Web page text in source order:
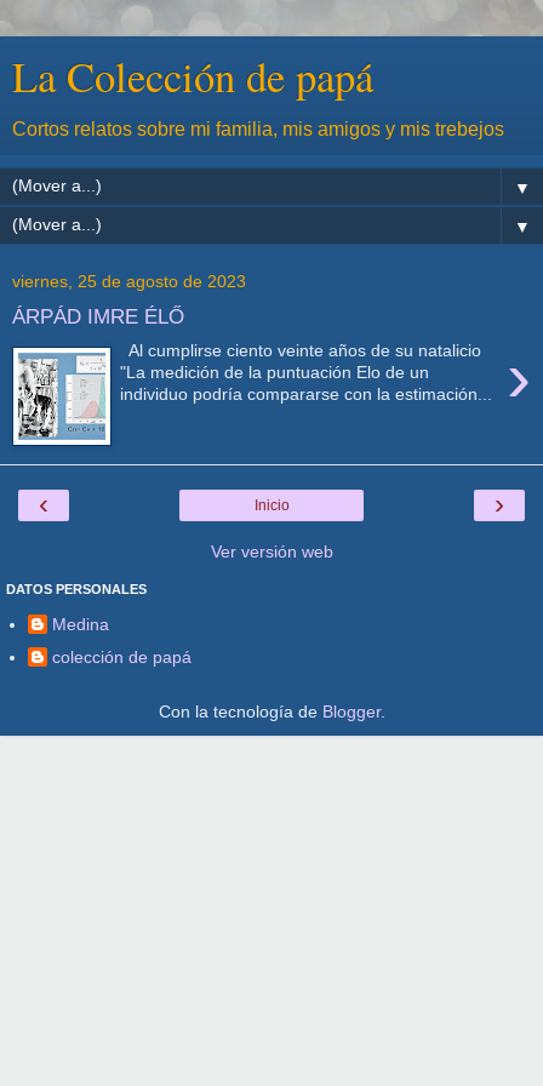
La Colección de papá
Cortos relatos sobre mi familia, mis amigos y mis trebejos
▼
▼
viernes, 25 de agosto de 2023
ÁRPÁD IMRE ÉLŐ
›
Al cumplirse ciento veinte años de su natalicio
"La medición de la puntuación Elo de un
individuo podría compararse con la estimación...
‹ ›
Inicio
Ver versión web
DATOS PERSONALES
Medina
colección de papá
Con la tecnología de Blogger.